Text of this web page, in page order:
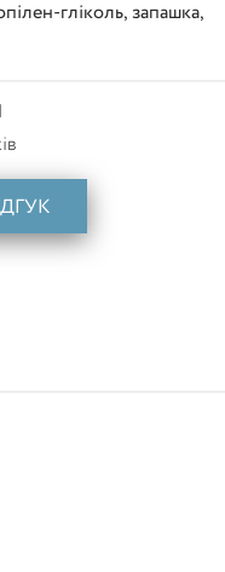
гліколь, запашка,